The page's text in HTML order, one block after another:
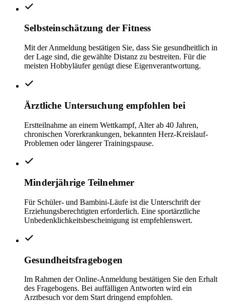
Selbsteinschätzung der Fitness
Mit der Anmeldung bestätigen Sie, dass Sie gesundheitlich in
der Lage sind, die gewählte Distanz zu bestreiten. Für die
meisten Hobbyläufer genügt diese Eigenverantwortung.
Ärztliche Untersuchung empfohlen bei
Erstteilnahme an einem Wettkampf, Alter ab 40 Jahren,
chronischen Vorerkrankungen, bekannten Herz-Kreislauf-
Problemen oder längerer Trainingspause.
Minderjährige Teilnehmer
Für Schüler- und Bambini-Läufe ist die Unterschrift der
Erziehungsberechtigten erforderlich. Eine sportärztliche
Unbedenklichkeitsbescheinigung ist empfehlenswert.
Gesundheitsfragebogen
Im Rahmen der Online-Anmeldung bestätigen Sie den Erhalt
des Fragebogens. Bei auffälligen Antworten wird ein
Arztbesuch vor dem Start dringend empfohlen.